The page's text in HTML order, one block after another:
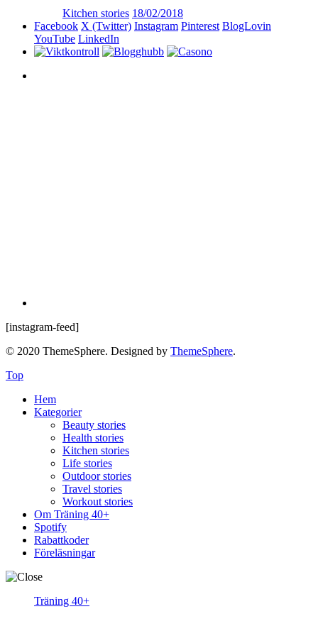
Kitchen stories 18/02/2018
Facebook X (Twitter) Instagram Pinterest BlogLovin
YouTube LinkedIn
[instagram-feed]
© 2020 ThemeSphere. Designed by ThemeSphere.
Top
Hem
Kategorier
Beauty stories
Health stories
Kitchen stories
Life stories
Outdoor stories
Travel stories
Workout stories
Om Träning 40+
Spotify
Rabattkoder
Föreläsningar
Träning 40+